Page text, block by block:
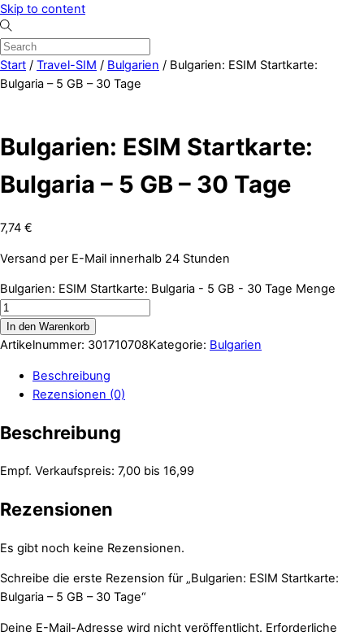
Skip to content
Start / Travel-SIM / Bulgarien / Bulgarien: ESIM Startkarte:
Bulgaria – 5 GB – 30 Tage
Bulgarien: ESIM Startkarte:
Bulgaria – 5 GB – 30 Tage
7,74 €
Versand per E-Mail innerhalb 24 Stunden
Bulgarien: ESIM Startkarte: Bulgaria - 5 GB - 30 Tage Menge
In den Warenkorb
Artikelnummer: 301710708Kategorie: Bulgarien
Beschreibung
Rezensionen (0)
Beschreibung
Empf. Verkaufspreis: 7,00 bis 16,99
Rezensionen
Es gibt noch keine Rezensionen.
Schreibe die erste Rezension für „Bulgarien: ESIM Startkarte:
Bulgaria – 5 GB – 30 Tage“
Deine E-Mail-Adresse wird nicht veröffentlicht. Erforderliche